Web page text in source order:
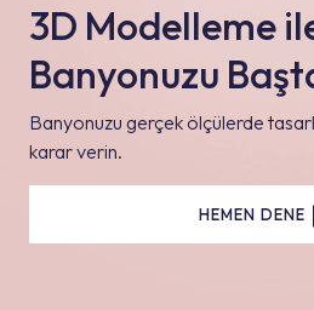
3D Modelleme
Banyonuzu
Banyonuzu gerçek ölçülerde
karar verin.
HEMEN DENE